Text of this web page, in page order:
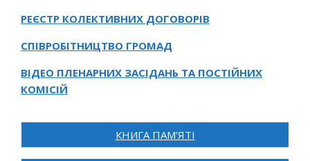
РЕЄСТР КОЛЕКТИВНИХ ДОГОВОРІВ
СПІВРОБІТНИЦТВО ГРОМАД
ВІДЕО ПЛЕНАРНИХ ЗАСІДАНЬ ТА ПОСТІЙНИХ
КОМІСІЙ
КНИГА ПАМ’ЯТІ